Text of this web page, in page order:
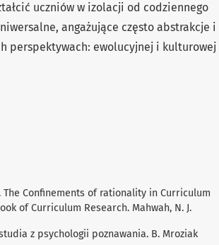
uczniów w izolacji od codziennego
angażujące często abstrakcje i
perspektywach: ewolucyjnej i kulturowej
The Conﬁnements of rationality in Curriculum
of Curriculum Research. Mahwah, N. J.
z psychologii poznawania. B. Mroziak